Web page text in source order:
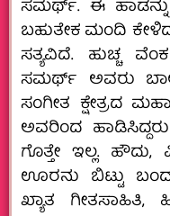
ಸಮರ್ಥ್.‌ ಈ
ಬಹುತೇಕ ಮಂದಿ
ಸತ್ಯವಿದೆ. ಹುಚ್ಚ
ಸಮರ್ಥ್‌ ಅವರು
ಸಂಗೀತ ಕ್ಷೇತ್ರದ
ಅವರಿಂದ
ಗೊತ್ತೇ ಇಲ್ಲ.
ಊರನು ಬಿಟ್ಟು
ಖ್ಯಾತ ಗೀತಸಾಹಿತಿ,